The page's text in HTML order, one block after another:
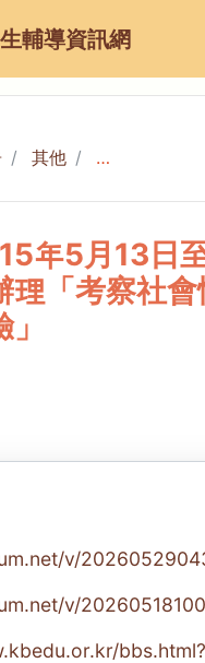
輔導資訊網
其他
年5月13日
理「考察社
v/
v/
bbs.html?